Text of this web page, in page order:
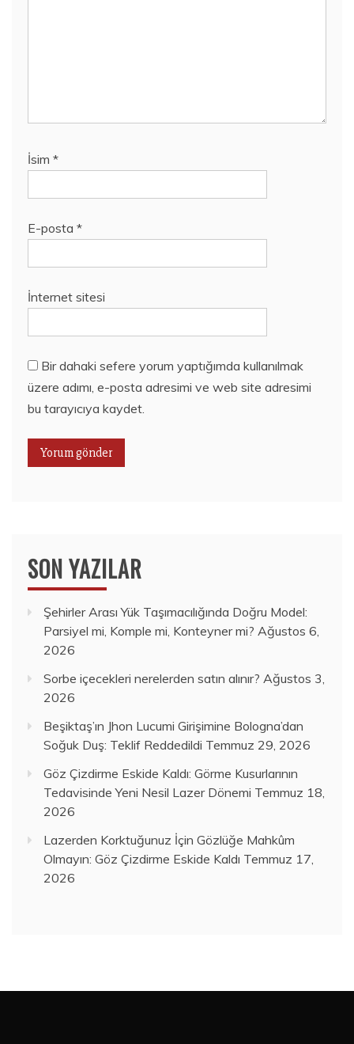
İsim *
E-posta *
İnternet sitesi
Bir dahaki sefere yorum yaptığımda kullanılmak
üzere adımı, e-posta adresimi ve web site adresimi
bu tarayıcıya kaydet.
SON YAZILAR
Şehirler Arası Yük Taşımacılığında Doğru Model:
Parsiyel mi, Komple mi, Konteyner mi? Ağustos 6,
2026
Sorbe içecekleri nerelerden satın alınır? Ağustos 3,
2026
Beşiktaş’ın Jhon Lucumi Girişimine Bologna’dan
Soğuk Duş: Teklif Reddedildi Temmuz 29, 2026
Göz Çizdirme Eskide Kaldı: Görme Kusurlarının
Tedavisinde Yeni Nesil Lazer Dönemi Temmuz 18,
2026
Lazerden Korktuğunuz İçin Gözlüğe Mahkûm
Olmayın: Göz Çizdirme Eskide Kaldı Temmuz 17,
2026